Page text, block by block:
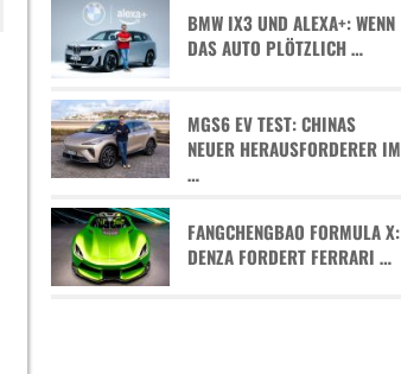
BMW IX3 UND ALEXA+: WENN
DAS AUTO PLÖTZLICH …
MGS6 EV TEST: CHINAS
NEUER HERAUSFORDERER IM
…
FANGCHENGBAO FORMULA X:
DENZA FORDERT FERRARI …